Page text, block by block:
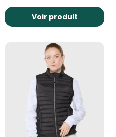
Voir produit